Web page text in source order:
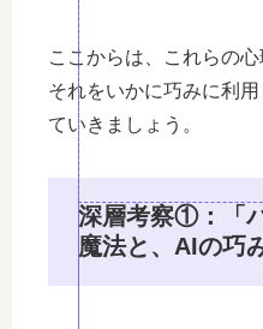
ここからは、これらの
それをいかに巧みに利
ていきましょう。
深層考察①：「
魔法と、AIの巧